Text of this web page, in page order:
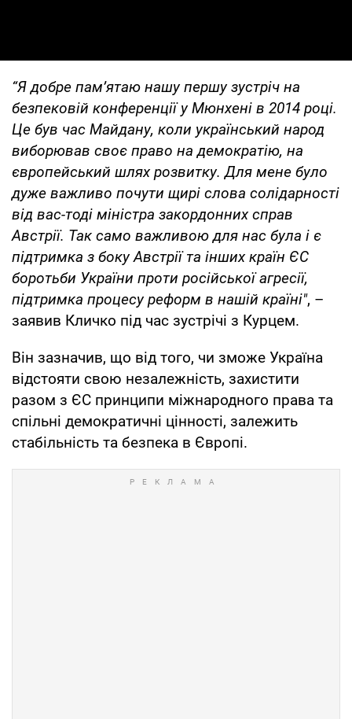
“Я добре пам’ятаю нашу першу зустріч на
безпековій конференції у Мюнхені в 2014 році.
Це був час Майдану, коли український народ
виборював своє право на демократію, на
європейський шлях розвитку. Для мене було
дуже важливо почути щирі слова солідарності
від вас-тоді міністра закордонних справ
Австрії. Так само важливою для нас була і є
підтримка з боку Австрії та інших країн ЄС
боротьби України проти російської агресії,
підтримка процесу реформ в нашій країні", –
заявив Кличко під час зустрічі з Курцем.
Він зазначив, що від того, чи зможе Україна
відстояти свою незалежність, захистити
разом з ЄС принципи міжнародного права та
спільні демократичні цінності, залежить
стабільність та безпека в Європі.